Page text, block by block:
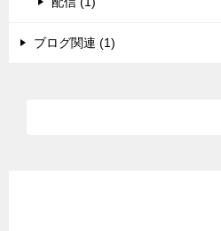
ブログ関連 (1)